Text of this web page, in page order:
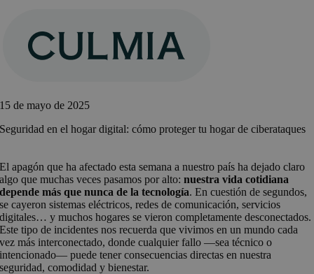
contenido
15 de mayo de 2025
Seguridad en el hogar digital: cómo proteger tu hogar de ciberataques
El apagón que ha afectado esta semana a nuestro país ha dejado claro
algo que muchas veces pasamos por alto:nuestra vida cotidiana
depende más que nunca de la tecnología. En cuestión de segundos,
se cayeron sistemas eléctricos, redes de comunicación, servicios
digitales… y muchos hogares se vieron completamente desconectados.
Este tipo de incidentes nos recuerda que vivimos en un mundo cada
vez más interconectado, donde cualquier fallo —sea técnico o
intencionado— puede tener consecuencias directas en nuestra
seguridad, comodidad y bienestar.